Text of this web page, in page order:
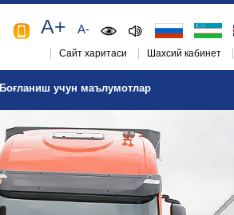
A+ A-
Сайт харитаси Шахсий кабинет
Боғланиш учун маълумотлар